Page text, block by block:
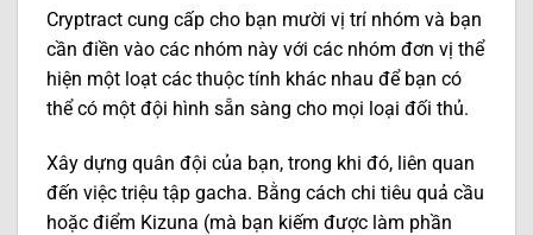
Cryptract cung cấp cho bạn mười vị trí nhóm và bạn
cần điền vào các nhóm này với các nhóm đơn vị thể
hiện một loạt các thuộc tính khác nhau để bạn có
thể có một đội hình sẵn sàng cho mọi loại đối thủ.
Xây dựng quân đội của bạn, trong khi đó, liên quan
đến việc triệu tập gacha. Bằng cách chi tiêu quả cầu
hoặc điểm Kizuna (mà bạn kiếm được làm phần